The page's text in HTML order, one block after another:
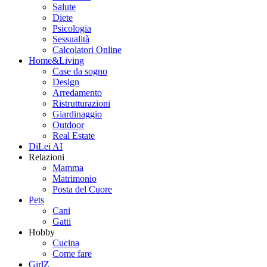
Salute
Diete
Psicologia
Sessualità
Calcolatori Online
Home&Living
Case da sogno
Design
Arredamento
Ristrutturazioni
Giardinaggio
Outdoor
Real Estate
DiLei AI
Relazioni
Mamma
Matrimonio
Posta del Cuore
Pets
Cani
Gatti
Hobby
Cucina
Come fare
GirlZ